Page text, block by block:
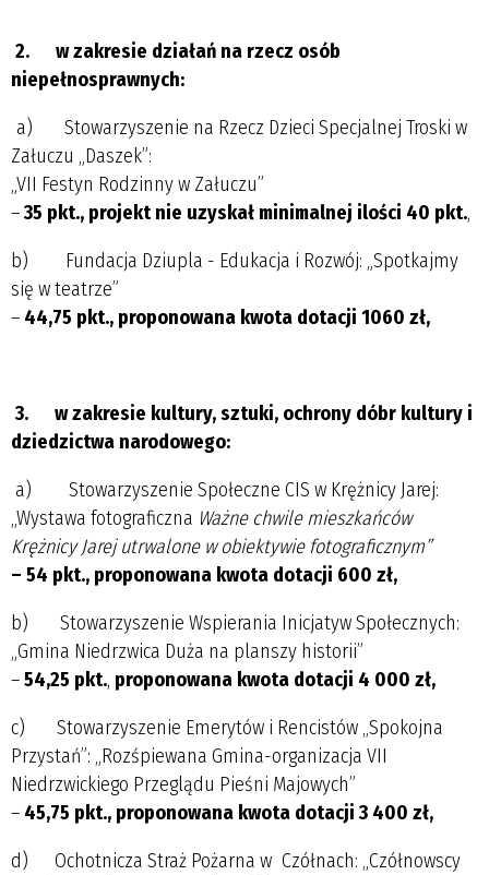
2. w zakresie działań na rzecz osób
niepełnosprawnych:
a) Stowarzyszenie na Rzecz Dzieci Specjalnej Troski w
Załuczu „Daszek”:
„VII Festyn Rodzinny w Załuczu”
–35 pkt., projekt nie uzyskał minimalnej ilości 40 pkt.,
b) Fundacja Dziupla - Edukacja i Rozwój: „Spotkajmy
się w teatrze”
– 44,75 pkt., proponowana kwota dotacji 1060 zł,
3. w zakresie kultury, sztuki, ochrony dóbr kultury i
dziedzictwa narodowego:
a) Stowarzyszenie Społeczne CIS w Krężnicy Jarej:
„Wystawa fotograficzna Ważne chwile mieszkańców
Krężnicy Jarej utrwalone w obiektywie fotograficznym”
– 54 pkt., proponowana kwota dotacji 600 zł,
b) Stowarzyszenie Wspierania Inicjatyw Społecznych:
„Gmina Niedrzwica Duża na planszy historii”
–54,25 pkt., proponowana kwota dotacji 4 000 zł,
c) Stowarzyszenie Emerytów i Rencistów „Spokojna
Przystań”: „Rozśpiewana Gmina-organizacja VII
Niedrzwickiego Przeglądu Pieśni Majowych”
– 45,75 pkt., proponowana kwota dotacji 3 400 zł,
d) Ochotnicza Straż Pożarna w Czółnach: „Czółnowscy